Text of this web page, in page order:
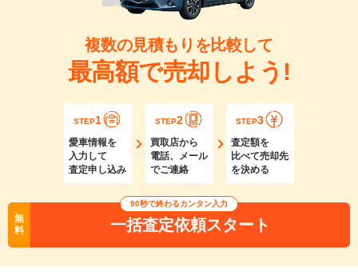
複数の見積もりを比較して
最高額で売却しよう!
STEP1
愛車情報を
入力して
査定申し込み
STEP2
買取店から
電話、メール
でご連絡
STEP3
査定額を
比べて売却先
を決める
無
料
90秒で終わるカンタン入力
一括査定依頼スタート